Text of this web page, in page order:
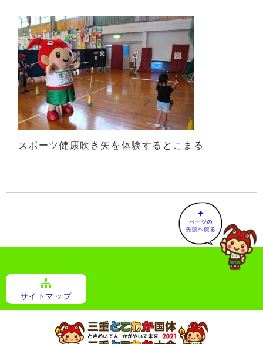
スポーツ健康吹き矢を体験するとこまる
サイトマップ